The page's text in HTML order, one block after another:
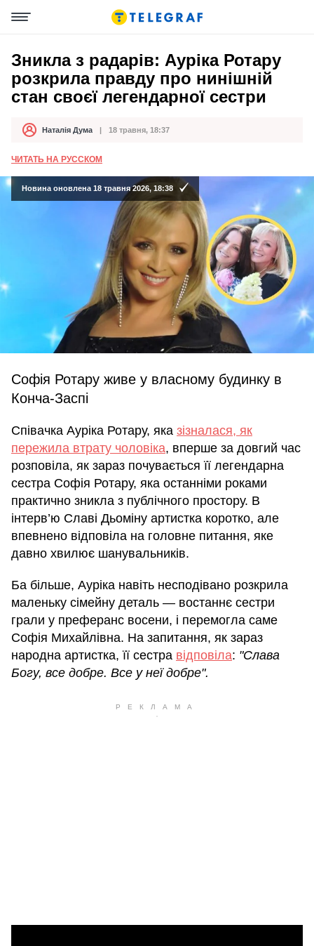
Зникла з радарів: Ауріка Ротару
розкрила правду про нинішній
стан своєї легендарної сестри
АвторНаталія Дума
Дата публікації 18 травня, 18:37
ЧИТАТЬ НА РУССКОМ
Новина оновлена 18 травня 2026, 18:38
Софія Ротару живе у власному будинку в
Конча-Заспі
Співачка Ауріка Ротару, яка зізналася, як
пережила втрату чоловіка, вперше за довгий час
розповіла, як зараз почувається її легендарна
сестра Софія Ротару, яка останніми роками
практично зникла з публічного простору. В
інтерв’ю Славі Дьоміну артистка коротко, але
впевнено відповіла на головне питання, яке
давно хвилює шанувальників.
Ба більше, Ауріка навіть несподівано розкрила
маленьку сімейну деталь — востаннє сестри
грали у преферанс восени, і перемогла саме
Софія Михайлівна. На запитання, як зараз
народна артистка, її сестра відповіла: "Слава
Богу, все добре. Все у неї добре".